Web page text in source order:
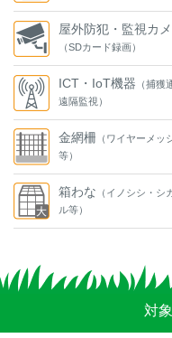
屋外防犯・監視カ
（SDカード録画）
ICT・IoT機器 （捕獲
遠隔監視）
金網柵 （ワイヤーメッ
等）
箱わな （イノシシ・シ
ル等）
対